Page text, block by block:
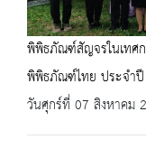
พิพิธภัณฑ์สัญจรในเทศ
พิพิธภัณฑ์ไทย ประจำ
วันศุกร์ที่ 07 สิงหาคม